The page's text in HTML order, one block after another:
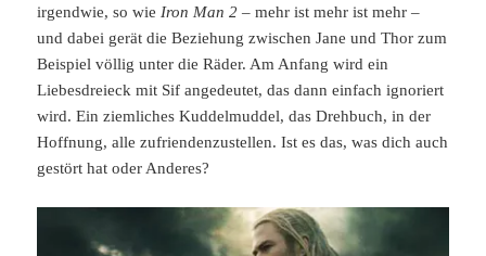
irgendwie, so wie Iron Man 2 – mehr ist mehr ist mehr –
und dabei gerät die Beziehung zwischen Jane und Thor zum
Beispiel völlig unter die Räder. Am Anfang wird ein
Liebesdreieck mit Sif angedeutet, das dann einfach ignoriert
wird. Ein ziemliches Kuddelmuddel, das Drehbuch, in der
Hoffnung, alle zufriendenzustellen. Ist es das, was dich auch
gestört hat oder Anderes?